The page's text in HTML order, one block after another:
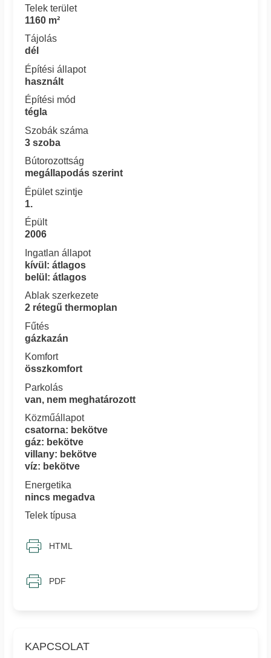
KAPCSOLAT
Telek terület
1160 m²
Tájolás
dél
Építési állapot
használt
Építési mód
tégla
Szobák száma
3 szoba
Bútorozottság
megállapodás szerint
Épület szintje
1.
Épült
2006
Ingatlan állapot
kívül: átlagos
belül: átlagos
Ablak szerkezete
2 rétegű thermoplan
Fűtés
gázkazán
Komfort
összkomfort
Parkolás
van, nem meghatározott
Közműállapot
csatorna: bekötve
gáz: bekötve
villany: bekötve
víz: bekötve
Energetika
nincs megadva
Telek típusa
HTML
PDF